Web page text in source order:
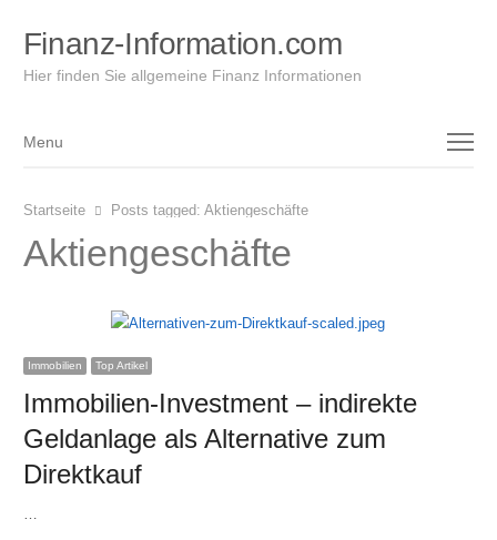
Finanz-Information.com
Hier finden Sie allgemeine Finanz Informationen
Menu
Menu
Startseite Posts tagged: Aktiengeschäfte
Aktiengeschäfte
Immobilien Top Artikel
Immobilien-Investment – indirekte
Geldanlage als Alternative zum
Direktkauf
…